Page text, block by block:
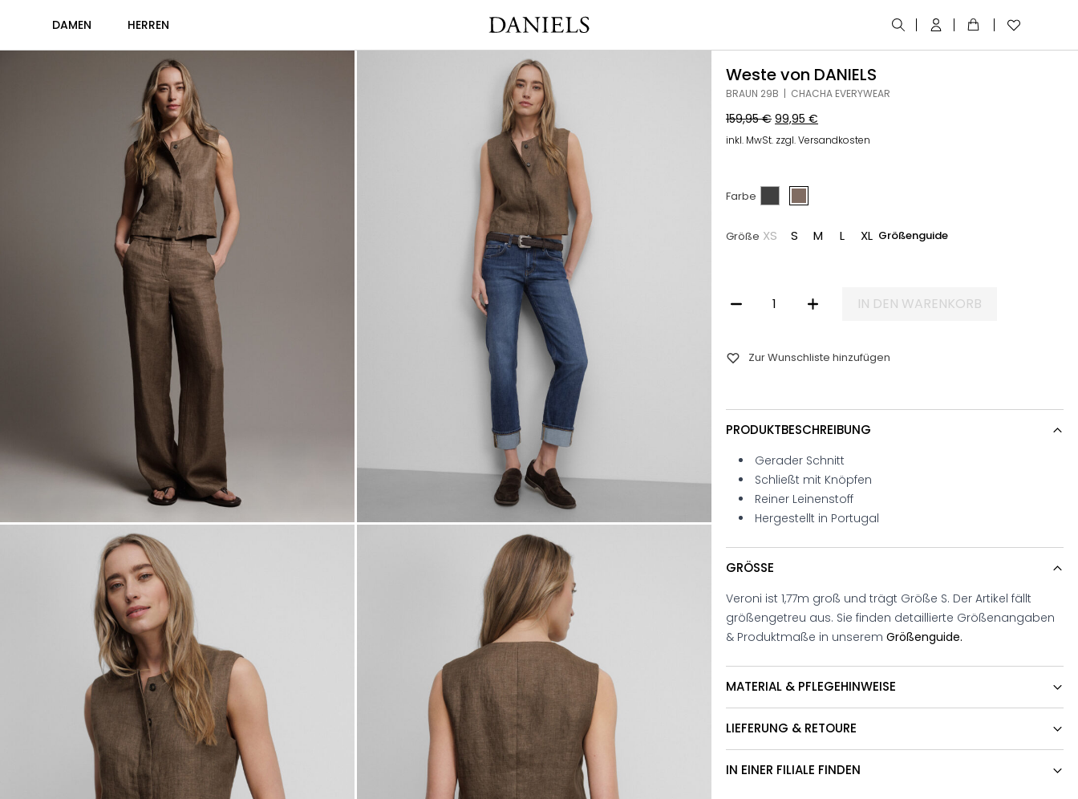
DAMEN HERREN
Weste von DANIELS
BRAUN 29B | CHACHA EVERYWEAR
159,95€ 99,95€
inkl. MwSt. zzgl. Versandkosten
Farbe
Größe XS S M L XL Größenguide
WESTE VON DANIELS MENGEIN DEN WARENKORB
Zur Wunschliste hinzufügen
PRODUKTBESCHREIBUNG
Gerader Schnitt
Schließt mit Knöpfen
Reiner Leinenstoff
Hergestellt in Portugal
GRÖSSE
Veroni ist 1,77m groß und trägt Größe S. Der Artikel fällt
größengetreu aus. Sie finden detaillierte Größenangaben
& Produktmaße in unseremGrößenguide.
MATERIAL & PFLEGEHINWEISE
LIEFERUNG & RETOURE
IN EINER FILIALE FINDEN